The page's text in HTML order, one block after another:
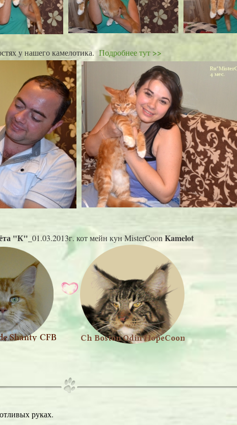
у нашего камелотика.Подробнее тут >>
"К" _01.03.2013г. кот мейн кун MisterCoonKamelot
руках.